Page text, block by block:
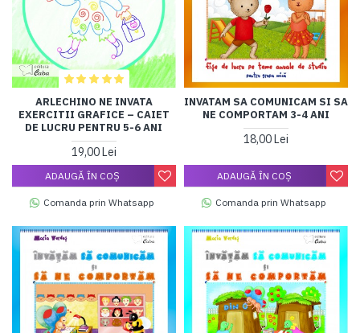
ARLECHINO NE INVATA
EXERCITII GRAFICE – CAIET
DE LUCRU PENTRU 5-6 ANI
19,00 Lei
ADAUGĂ ÎN COŞ
Comanda prin Whatsapp
INVATAM SA COMUNICAM SI SA
NE COMPORTAM 3-4 ANI
18,00 Lei
ADAUGĂ ÎN COŞ
Comanda prin Whatsapp